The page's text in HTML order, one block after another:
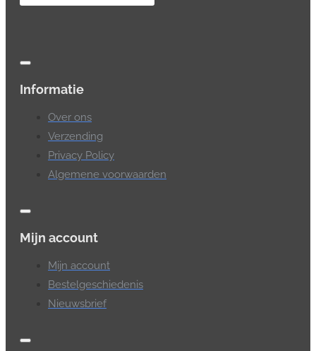
Informatie
Over ons
Verzending
Privacy Policy
Algemene voorwaarden
Mijn account
Mijn account
Bestelgeschiedenis
Nieuwsbrief